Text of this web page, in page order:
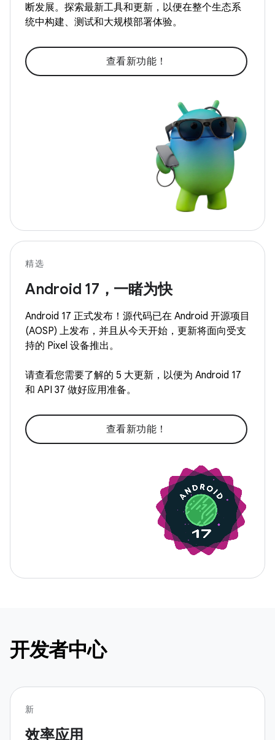
断发展。探索最新工具和更新，以便在整个生态系
统中构建、测试和大规模部署体验。
查看新功能！
精选
Android 17，一睹为快
Android 17 正式发布！源代码已在 Android 开源项目
(AOSP) 上发布，并且从今天开始，更新将面向受支
持的 Pixel 设备推出。
请查看您需要了解的 5 大更新，以便为 Android 17
和 API 37 做好应用准备。
查看新功能！
开发者中心
新
效率应用